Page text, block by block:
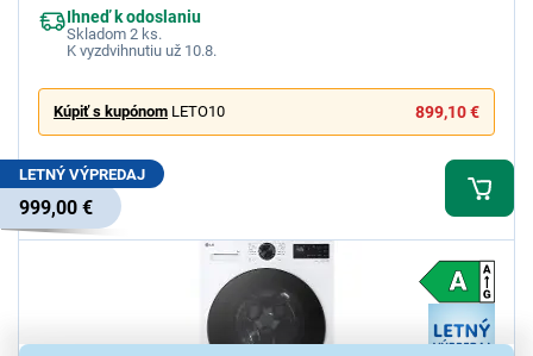
Ihneď k odoslaniu
Skladom 2 ks.
K vyzdvihnutiu už 10.8.
Kúpiť s kupónom LETO10 899,10 €
LETNÝ VÝPREDAJ
999,00 €